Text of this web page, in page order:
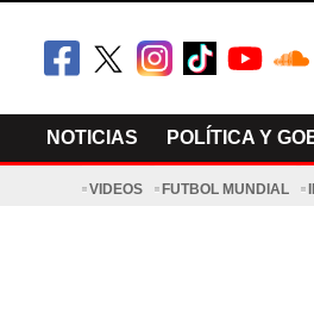
NOTICIAS POLÍTICA Y
VIDEOS FUTBOL MUNDIAL